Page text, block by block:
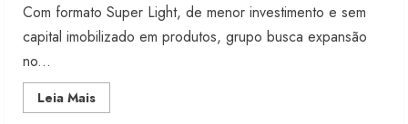
Com formato Super Light, de menor investimento e sem
capital imobilizado em produtos, grupo busca expansão
no...
Leia MaisRead
more